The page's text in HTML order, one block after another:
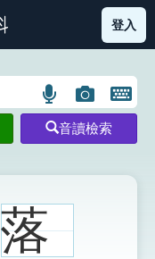
部首索引表圖示
登入
語
言
搜
示
圖
片
搜
開
鍵
圖
音讀檢索
落